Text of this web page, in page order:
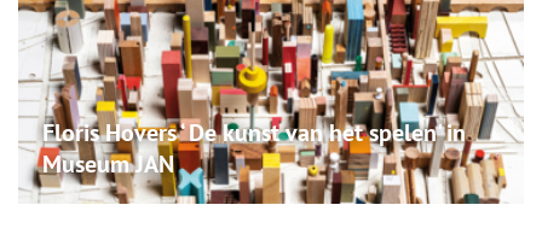
Floris Hovers ‘ De kunst van het spelen' in
Museum JAN